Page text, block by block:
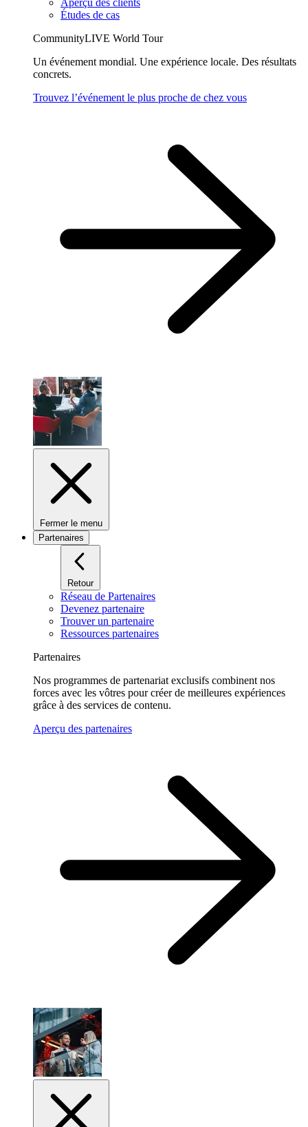
Aperçu des clients
Études de cas
CommunityLIVE World Tour
Un événement mondial. Une expérience locale. Des résultats
concrets.
Trouvez l’événement le plus proche de chez vous
Fermer le menu
Partenaires
Retour
Réseau de Partenaires
Devenez partenaire
Trouver un partenaire
Ressources partenaires
Partenaires
Nos programmes de partenariat exclusifs combinent nos
forces avec les vôtres pour créer de meilleures expériences
grâce à des services de contenu.
Aperçu des partenaires